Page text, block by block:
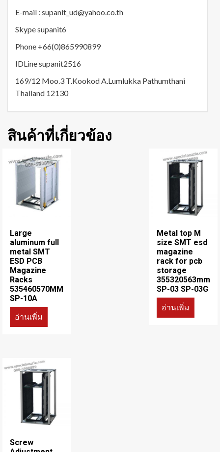
E-mail : supanit_ud@yahoo.co.th
Skype supanit6
Phone +66(0)865990899
IDLine supanit2516
169/12 Moo.3 T.Kookod A.Lumlukka Pathumthani
Thailand 12130
สินค้าที่เกี่ยวข้อง
Large
aluminum full
metal SMT
ESD PCB
Magazine
Racks
535460570MM
SP-10A
อ่านเพิ่ม
Metal top M
size SMT esd
magazine
rack for pcb
storage
355320563mm
SP-03 SP-03G
อ่านเพิ่ม
Screw